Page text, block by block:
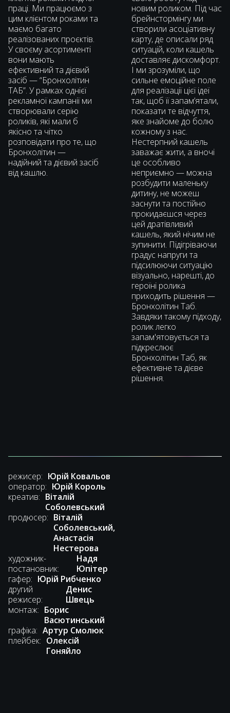
праці. Ми працюємо з
цим клієнтом роками та
маємо багато
реалізованих проєктів.
У своєму асортименті
вони мають
ефективний та дієвий
засіб — “Бронхолітин
ТАБ”. У рамках однієї
рекламної кампанії ми
створювали серію
роликів, які мали б
якісно та чітко
розповідати про те, що
Бронхолітин —
надійний та дієвий засіб
від кашлю.
новим роликом. Під час
брейнстормінгу ми
створили асоціативну
карту, де описали ряд
ситуацій, коли кашель
доставляє дискомфорт.
І ми зрозуміли, що
сильне емоційне поле
для реалізації цієї ідеї
так, щоб її запам’ятали,
показати те відчуття,
яке знайоме до болю
кожному з нас.
Нестерпний кашель
заважає жити, а вночі
це особливо
неприємно — можна
розбудити маленьку
дитину, не можеш
заснути та постійно
прокидаєшся через
цей дратівливий
кашель, який нічим не
зупинити. Підігріваючи
градус напруги та
підсилюючи ситуацію
візуально, нарешті, до
героїні ролика
приходить рішення —
Бронхолітин Таб.
Завдяки такому підходу,
ролик легко
запам'ятовується та
підкреслює
Бронхолітин Таб, як
ефективне та дієве
рішення.
режисер: Юрій Ковальов
оператор: Юрій Король
креатив: Віталій
Соболевський
продюсер: Віталій
Соболевський,
Анастасія
Нестерова
художник-
постановник:
Надя
Юпітер
гафер: Юрій Рибченко
другий
режисер:
Денис
Швець
монтаж: Борис
Васютинський
графіка: Артур Смолюк
плейбек: Олексій
Гоняйло